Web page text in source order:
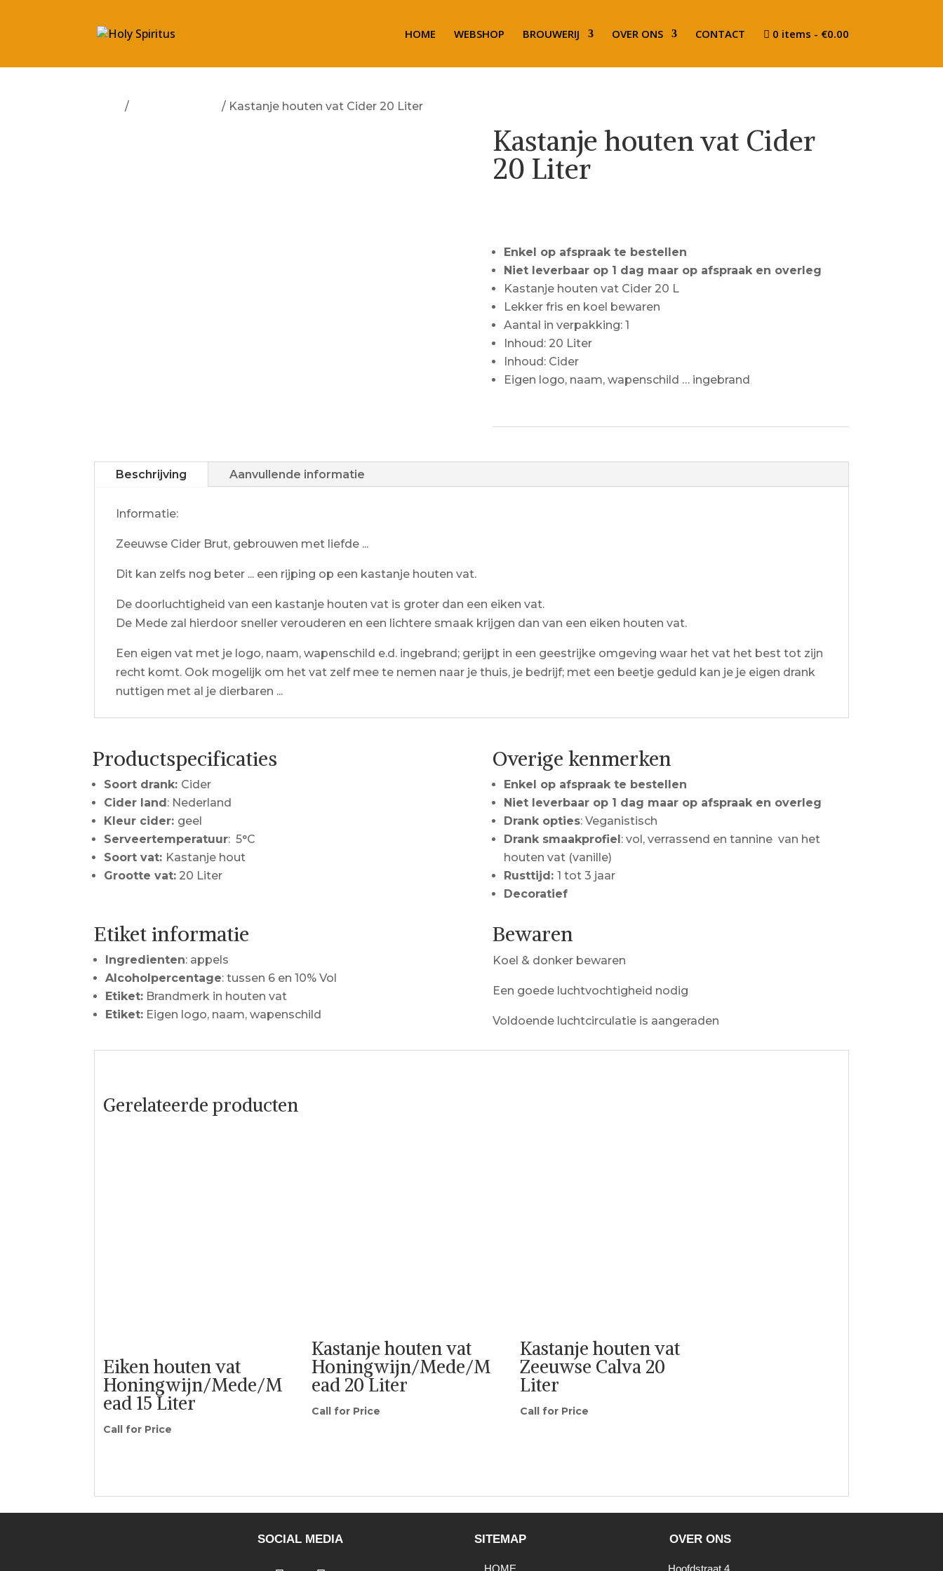
HOME WEBSHOP BROUWERIJ OVER ONS CONTACT 0 items €0.00
/ / Kastanje houten vat Cider 20 Liter
Kastanje houten vat Cider
20 Liter
Enkel op afspraak te bestellen
Niet leverbaar op 1 dag maar op afspraak en overleg
Kastanje houten vat Cider 20 L
Lekker fris en koel bewaren
Aantal in verpakking: 1
Inhoud: 20 Liter
Inhoud: Cider
Eigen logo, naam, wapenschild … ingebrand
Beschrijving Aanvullende informatie
Informatie:
Zeeuwse Cider Brut, gebrouwen met liefde ...
Dit kan zelfs nog beter ... een rijping op een kastanje houten vat.
De doorluchtigheid van een kastanje houten vat is groter dan een eiken vat.
De Mede zal hierdoor sneller verouderen en een lichtere smaak krijgen dan van een eiken houten vat.
Een eigen vat met je logo, naam, wapenschild e.d. ingebrand; gerijpt in een geestrijke omgeving waar het vat het best tot zijn
recht komt. Ook mogelijk om het vat zelf mee te nemen naar je thuis, je bedrijf; met een beetje geduld kan je je eigen drank
nuttigen met al je dierbaren ...
Productspecificaties
Soort drank: Cider
Cider land: Nederland
Kleur cider: geel
Serveertemperatuur: 5°C
Soort vat: Kastanje hout
Grootte vat: 20 Liter
Overige kenmerken
Enkel op afspraak te bestellen
Niet leverbaar op 1 dag maar op afspraak en overleg
Drank opties: Veganistisch
Drank smaakprofiel: vol, verrassend en tannine van het
houten vat (vanille)
Rusttijd: 1 tot 3 jaar
Decoratief
Etiket informatie
Ingredienten: appels
Alcoholpercentage: tussen 6 en 10% Vol
Etiket: Brandmerk in houten vat
Etiket: Eigen logo, naam, wapenschild
Bewaren
Koel & donker bewaren
Een goede luchtvochtigheid nodig
Voldoende luchtcirculatie is aangeraden
Gerelateerde producten
Eiken houten vat
Honingwijn/Mede/M
ead 15 Liter
Call for Price
Kastanje houten vat
Honingwijn/Mede/M
ead 20 Liter
Call for Price
Kastanje houten vat
Zeeuwse Calva 20
Liter
Call for Price
SOCIAL MEDIA SITEMAP
HOME
OVER ONS
Hoofdstraat 4